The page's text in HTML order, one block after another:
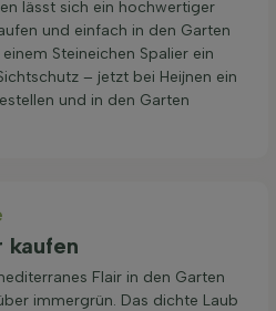
lässt sich ein hochwertiger
und einfach in den Garten
Steineichen Spalier ein
– jetzt bei Heijnen ein
und in den Garten
kaufen
Flair in den Garten
immergrün. Das dichte Laub